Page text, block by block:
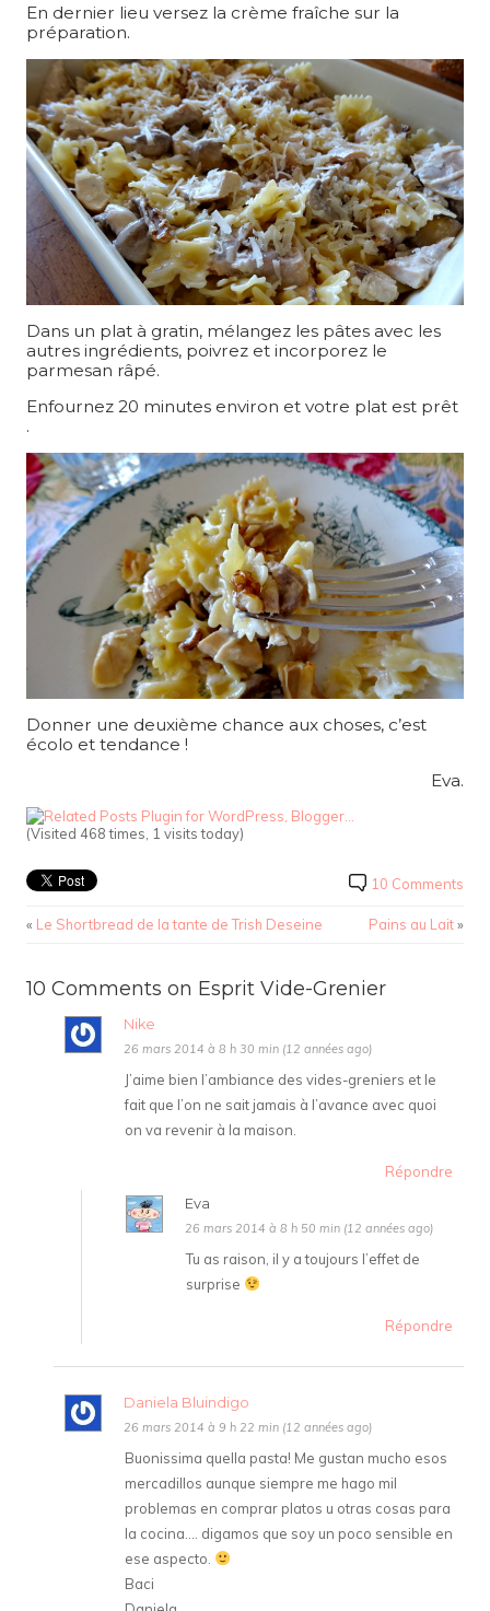
En dernier lieu versez la crème fraîche sur la
préparation.
Dans un plat à gratin, mélangez les pâtes avec les
autres ingrédients, poivrez et incorporez le
parmesan râpé.
Enfournez 20 minutes environ et votre plat est prêt
.
Donner une deuxième chance aux choses, c’est
écolo et tendance !
Eva.
(Visited 468 times, 1 visits today)
10 Comments
« Le Shortbread de la tante de Trish Deseine Pains au Lait»
10 Comments on Esprit Vide-Grenier
Nike
26 mars 2014 à 8 h 30 min (12 années ago)
J’aime bien l’ambiance des vides-greniers et le
fait que l’on ne sait jamais à l’avance avec quoi
on va revenir à la maison.
Répondre
Eva
26 mars 2014 à 8 h 50 min (12 années ago)
Tu as raison, il y a toujours l’effet de
surprise
Répondre
Daniela Bluindigo
26 mars 2014 à 9 h 22 min (12 années ago)
Buonissima quella pasta! Me gustan mucho esos
mercadillos aunque siempre me hago mil
problemas en comprar platos u otras cosas para
la cocina…. digamos que soy un poco sensible en
ese aspecto.
Baci